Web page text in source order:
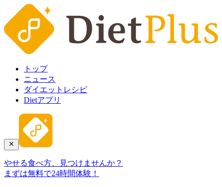
トップ
ニュース
ダイエットレシピ
Dietアプリ
やせる食べ方、見つけませんか？
まずは無料で24時間体験！